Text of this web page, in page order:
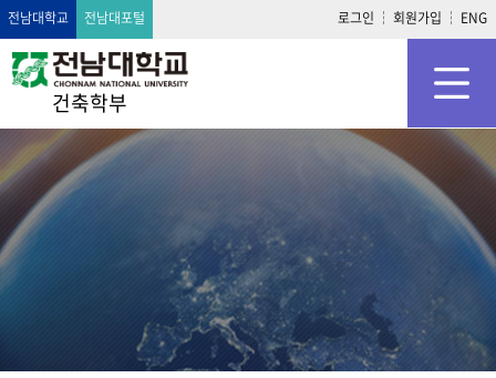
전남대학교 전남대포털 로그인 회원가입 ENG
건축학부